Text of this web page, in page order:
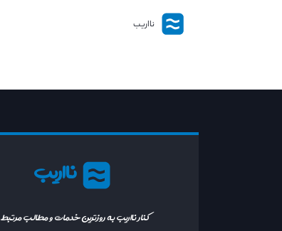
نااریب
نااریب
کنار نااریب به روزترین خدمات و مطالب مرتبط